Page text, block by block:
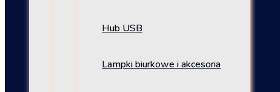
Hub USB
Lampki biurkowe i akcesoria